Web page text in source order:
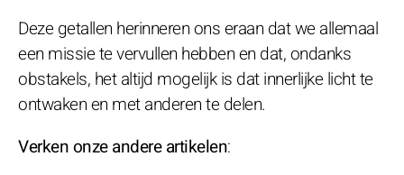
Deze getallen herinneren ons eraan dat we allemaal
een missie te vervullen hebben en dat, ondanks
obstakels, het altijd mogelijk is dat innerlijke licht te
ontwaken en met anderen te delen.
Verken onze andere artikelen: